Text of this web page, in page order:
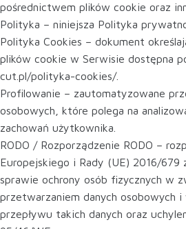
pośrednictwem plików cookie oraz
Polityka – niniejsza Polityka
Polityka Cookies – dokument
plików cookie w Serwisie dostępna
cut.pl/polityka-cookies/.
Profilowanie – zautomatyzowane
osobowych, które polega na
zachowań użytkownika.
RODO / Rozporządzenie RODO –
Europejskiego i Rady (UE) 2016/679
sprawie ochrony osób fizycznych w
przetwarzaniem danych osobowych
przepływu takich danych oraz